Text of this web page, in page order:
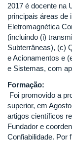
2017 é docente na
principais áreas de
Eletromagnética
(incluindo (i)
Subterrâneas), (c)
e Acionamentos e
e Sistemas, com
Formação:
Foi promovido a
superior, em
artigos científicos
Fundador e
Confiabilidade. Por